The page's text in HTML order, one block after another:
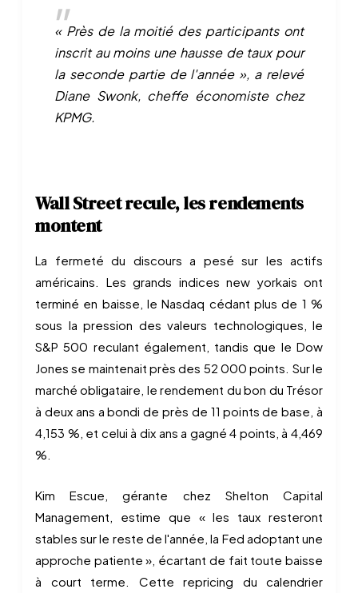
« Près de la moitié des participants ont
inscrit au moins une hausse de taux pour
la seconde partie de l'année », a relevé
Diane Swonk, cheffe économiste chez
KPMG.
Wall Street recule, les rendements
montent
La fermeté du discours a pesé sur les actifs
américains. Les grands indices new yorkais ont
terminé en baisse, le Nasdaq cédant plus de 1 %
sous la pression des valeurs technologiques, le
S&P 500 reculant également, tandis que le Dow
Jones se maintenait près des 52 000 points. Sur le
marché obligataire, le rendement du bon du Trésor
à deux ans a bondi de près de 11 points de base, à
4,153 %, et celui à dix ans a gagné 4 points, à 4,469
%.
Kim Escue, gérante chez Shelton Capital
Management, estime que « les taux resteront
stables sur le reste de l'année, la Fed adoptant une
approche patiente », écartant de fait toute baisse
à court terme. Cette repricing du calendrier